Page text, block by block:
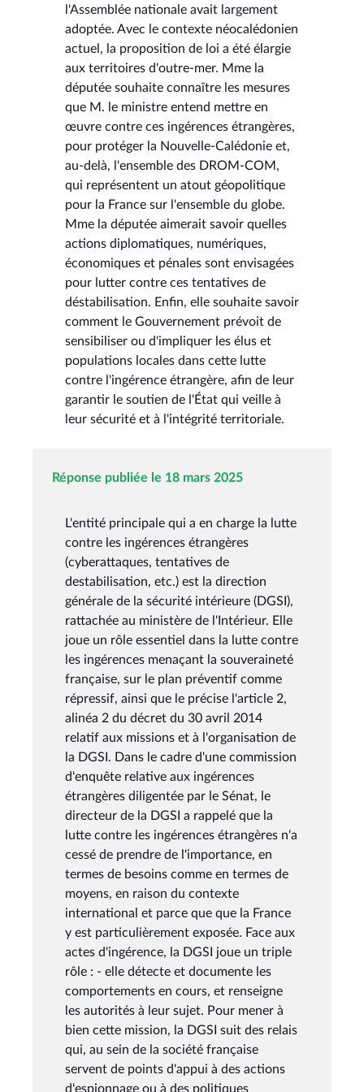
l'Assemblée nationale avait largement
adoptée. Avec le contexte néocalédonien
actuel, la proposition de loi a été élargie
aux territoires d'outre-mer. Mme la
députée souhaite connaître les mesures
que M. le ministre entend mettre en
œuvre contre ces ingérences étrangères,
pour protéger la Nouvelle-Calédonie et,
au-delà, l'ensemble des DROM-COM,
qui représentent un atout géopolitique
pour la France sur l'ensemble du globe.
Mme la députée aimerait savoir quelles
actions diplomatiques, numériques,
économiques et pénales sont envisagées
pour lutter contre ces tentatives de
déstabilisation. Enfin, elle souhaite savoir
comment le Gouvernement prévoit de
sensibiliser ou d'impliquer les élus et
populations locales dans cette lutte
contre l'ingérence étrangère, afin de leur
garantir le soutien de l'État qui veille à
leur sécurité et à l'intégrité territoriale.
Réponse publiée le 18 mars 2025
L'entité principale qui a en charge la lutte
contre les ingérences étrangères
(cyberattaques, tentatives de
destabilisation, etc.) est la direction
générale de la sécurité intérieure (DGSI),
rattachée au ministère de l'Intérieur. Elle
joue un rôle essentiel dans la lutte contre
les ingérences menaçant la souveraineté
française, sur le plan préventif comme
répressif, ainsi que le précise l'article 2,
alinéa 2 du décret du 30 avril 2014
relatif aux missions et à l'organisation de
la DGSI. Dans le cadre d'une commission
d'enquête relative aux ingérences
étrangères diligentée par le Sénat, le
directeur de la DGSI a rappelé que la
lutte contre les ingérences étrangères n'a
cessé de prendre de l'importance, en
termes de besoins comme en termes de
moyens, en raison du contexte
international et parce que que la France
y est particulièrement exposée. Face aux
actes d'ingérence, la DGSI joue un triple
rôle : - elle détecte et documente les
comportements en cours, et renseigne
les autorités à leur sujet. Pour mener à
bien cette mission, la DGSI suit des relais
qui, au sein de la société française
servent de points d'appui à des actions
d'espionnage ou à des politiques